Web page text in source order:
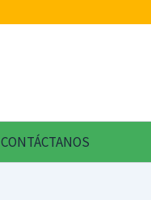
CONTÁCTANOS